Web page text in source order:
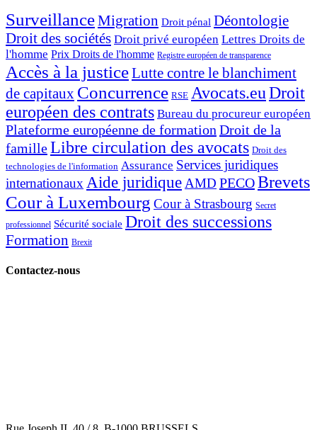
SurveillanceMigration Droit pénal Déontologie
Droit des sociétés Droit privé européen Lettres Droits de
l'homme Prix Droits de l'homme Registre européen de transparence
Accès à la justiceLutte contre le blanchiment
de capitaux Concurrence RSE Avocats.euDroit
européen des contrats Bureau du procureur européen
Plateforme européenne de formation Droit de la
familleLibre circulation des avocats Droit des
technologies de l'information Assurance Services juridiques
internationaux Aide juridique AMD PECOBrevets
Cour à Luxembourg Cour à Strasbourg Secret
professionnel Sécurité sociale Droit des successions
Formation Brexit
Contactez-nous